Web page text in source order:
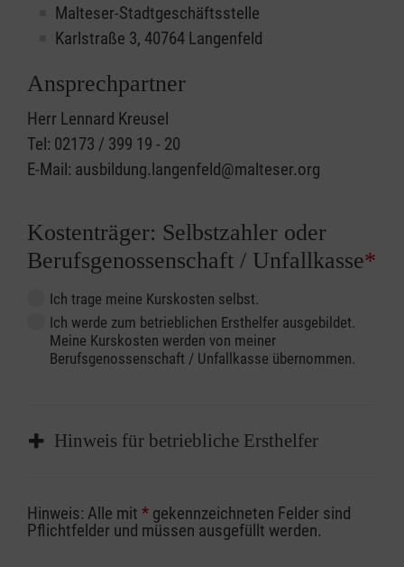
Malteser-Stadtgeschäftsstelle
Karlstraße 3, 40764 Langenfeld
Ansprechpartner
Herr Lennard Kreusel
Tel: 02173 / 399 19 - 20
E-Mail: ausbildung.langenfeld@malteser.org
Kostenträger: Selbstzahler oder
Berufsgenossenschaft / Unfallkasse*
Ich trage meine Kurskosten selbst.
Ich werde zum betrieblichen Ersthelfer ausgebildet.
Meine Kurskosten werden von meiner
Berufsgenossenschaft / Unfallkasse übernommen.
Hinweis für betriebliche Ersthelfer
Sofern Sie ein Kostenübernahmeverfahren
Ihrer Berufsgenossenschaft / Unfallkasse
Hinweis: Alle mit * gekennzeichneten Felder sind
Pflichtfelder und müssen ausgefüllt werden.